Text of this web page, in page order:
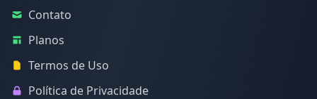
Contato
Planos
Termos de Uso
Política de Privacidade